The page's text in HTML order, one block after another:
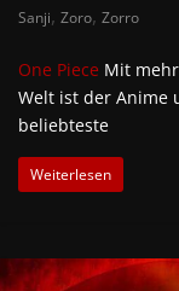
Sanji, Zoro, Zorro
One Piece Mit
Welt ist der Anime
beliebteste
Weiterlesen